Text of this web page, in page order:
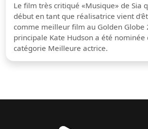
Le film très critiqué «Musique» de Sia
début en tant que réalisatrice vient
comme meilleur film au Golden Globe
principale Kate Hudson a été nominée
catégorie Meilleure actrice.